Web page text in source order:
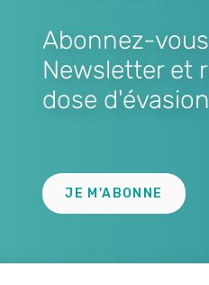
Abonnez-
Newsletter et
dose
JE M'ABONNE